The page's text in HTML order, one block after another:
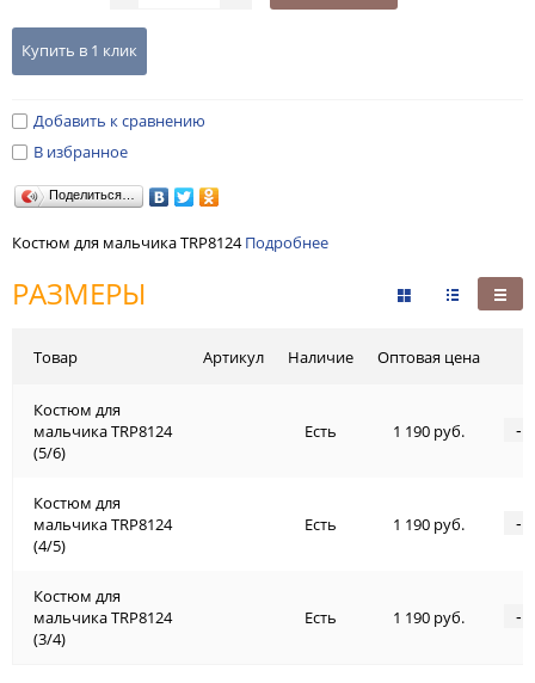
Купить в 1 клик
Добавить к сравнению
В избранное
Поделиться…
Костюм для мальчика TRP8124Подробнее
РАЗМЕРЫ
Товар
Костюм для
мальчика TRP8124
(5/6)
Костюм для
мальчика TRP8124
(4/5)
Костюм для
мальчика TRP8124
(3/4)
Артикул Наличие Оптовая цена
Есть 1 190 руб. -
Есть 1 190 руб. -
Есть 1 190 руб. -